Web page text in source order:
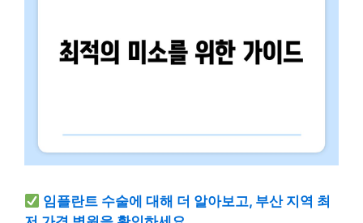
임플란트 수술에 대해 더 알아보고, 부산 지역 최